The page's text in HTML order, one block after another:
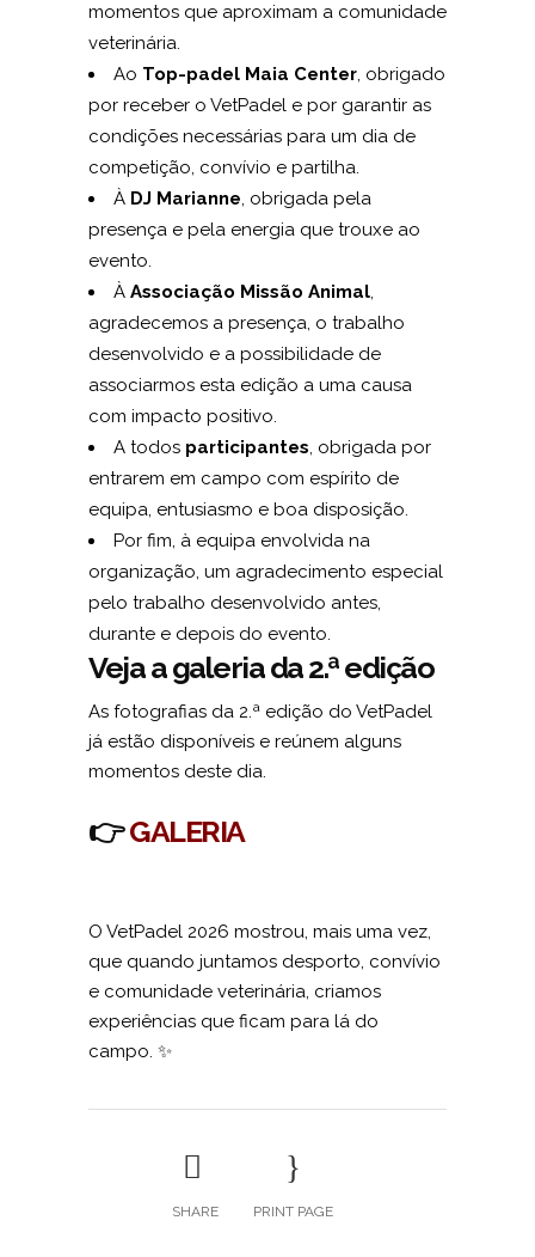
momentos que aproximam a comunidade
veterinária.
Ao Top-padel Maia Center, obrigado
por receber o VetPadel e por garantir as
condições necessárias para um dia de
competição, convívio e partilha.
À DJ Marianne, obrigada pela
presença e pela energia que trouxe ao
evento.
À Associação Missão Animal,
agradecemos a presença, o trabalho
desenvolvido e a possibilidade de
associarmos esta edição a uma causa
com impacto positivo.
A todos participantes, obrigada por
entrarem em campo com espírito de
equipa, entusiasmo e boa disposição.
Por fim, à equipa envolvida na
organização, um agradecimento especial
pelo trabalho desenvolvido antes,
durante e depois do evento.
Veja a galeria da 2.ª edição
As fotografias da 2.ª edição do VetPadel
já estão disponíveis e reúnem alguns
momentos deste dia.
👉GALERIA
O VetPadel 2026 mostrou, mais uma vez,
que quando juntamos desporto, convívio
e comunidade veterinária, criamos
experiências que ficam para lá do
campo. ✨
SHARE PRINT PAGE